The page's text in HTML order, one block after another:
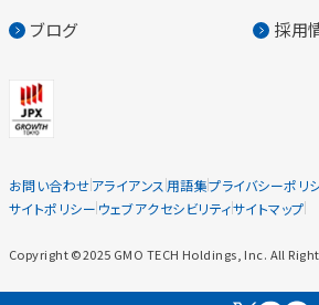
ブログ 採用
お問い合わせアライアンス用語集プライバシーポリ
サイトポリシー ウェブアクセシビリティサイトマップ
Copyright ©2025 GMO TECH Holdings, Inc. All